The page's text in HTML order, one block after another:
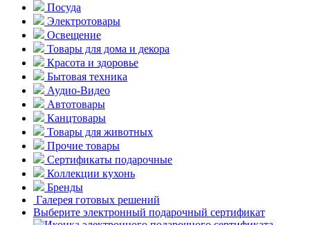
Посуда
Электротовары
Освещение
Товары для дома и декора
Красота и здоровье
Бытовая техника
Аудио-Видео
Автотовары
Канцтовары
Товары для животных
Прочие товары
Сертификаты подарочные
Коллекции кухонь
Бренды
Галерея готовых решений
Выберите электронный подарочный сертификат